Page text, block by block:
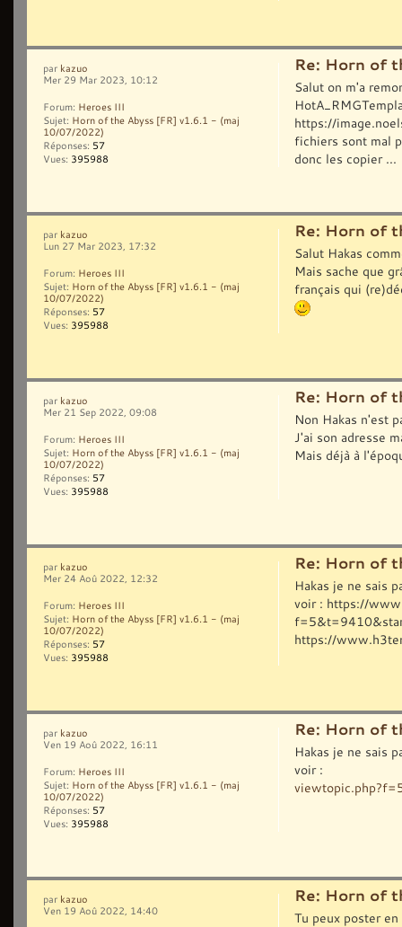
Re: Horn of
Salut on m'a
https://
fichiers sont mal
donc les copier ...
par kazuo
Mer 29 Mar 2023, 10:12
Forum: Heroes III
Sujet: Horn of the Abyss [FR] v1.6.1 - (maj
10/07/2022)
Réponses: 57
Vues: 395988
Re: Horn of
Salut Hakas
Mais sache que
français qui
par kazuo
Lun 27 Mar 2023, 17:32
Forum: Heroes III
Sujet: Horn of the Abyss [FR] v1.6.1 - (maj
10/07/2022)
Réponses: 57
Vues: 395988
Re: Horn of
Non Hakas n'est
J'ai son adresse
Mais déjà à
par kazuo
Mer 21 Sep 2022, 09:08
Forum: Heroes III
Sujet: Horn of the Abyss [FR] v1.6.1 - (maj
10/07/2022)
Réponses: 57
Vues: 395988
Re: Horn of
Hakas je ne sais
voir : https://
https://
par kazuo
Mer 24 Aoû 2022, 12:32
Forum: Heroes III
Sujet: Horn of the Abyss [FR] v1.6.1 - (maj
10/07/2022)
Réponses: 57
Vues: 395988
Re: Horn of
Hakas je ne sais
voir :
par kazuo
Ven 19 Aoû 2022, 16:11
Forum: Heroes III
Sujet: Horn of the Abyss [FR] v1.6.1 - (maj
10/07/2022)
Réponses: 57
Vues: 395988
Re: Horn of
Tu peux poster
par kazuo
Ven 19 Aoû 2022, 14:40